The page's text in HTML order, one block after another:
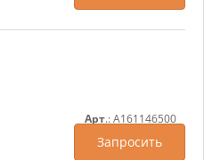
Арт.: A161146500
Запросить